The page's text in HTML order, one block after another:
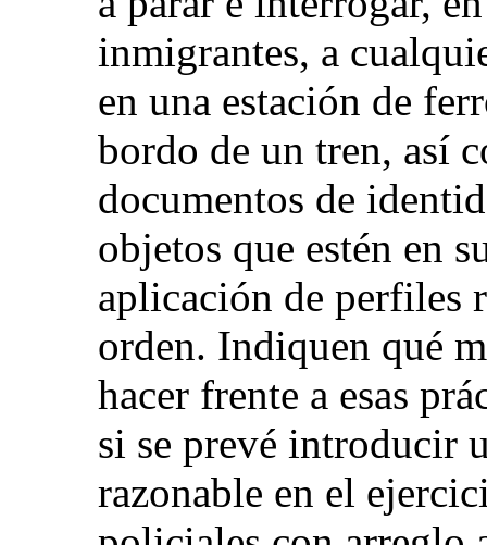
inmigrantes, a
en una estación de
bordo de un tren, así
documentos de
objetos que estén en
aplicación de perfiles
orden. Indiquen qué
hacer frente a esas
si se prevé introducir
razonable en el